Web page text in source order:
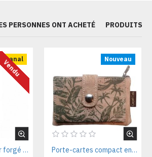
PERSONNES ONT ACHETÉ PRODUITS
Vendu
Chat design en fer forgé décoratif Chat70
Nouveau
Porte-cartes compact en liège naturel 12x08x02 cm CA7225V